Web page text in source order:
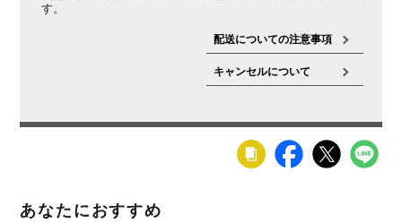
す。
配送についての注意事項
キャンセルについて
あなたにおすすめ